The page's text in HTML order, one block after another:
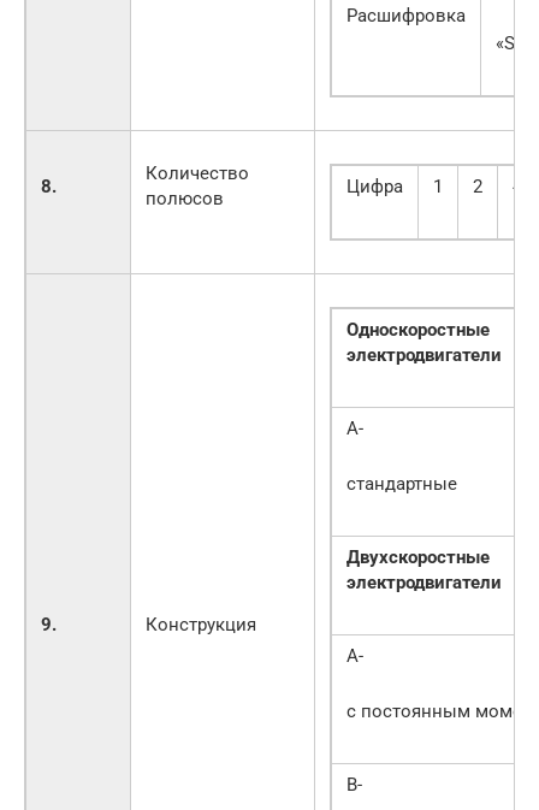
Расшифровка
«S»
8.
Количество
полюсов
Цифра 1 2 4
9. Конструкция
Односкоростные
электродвигатели
А-
стандартные
Двухскоростные
электродвигатели
A-
с постоянным
B-